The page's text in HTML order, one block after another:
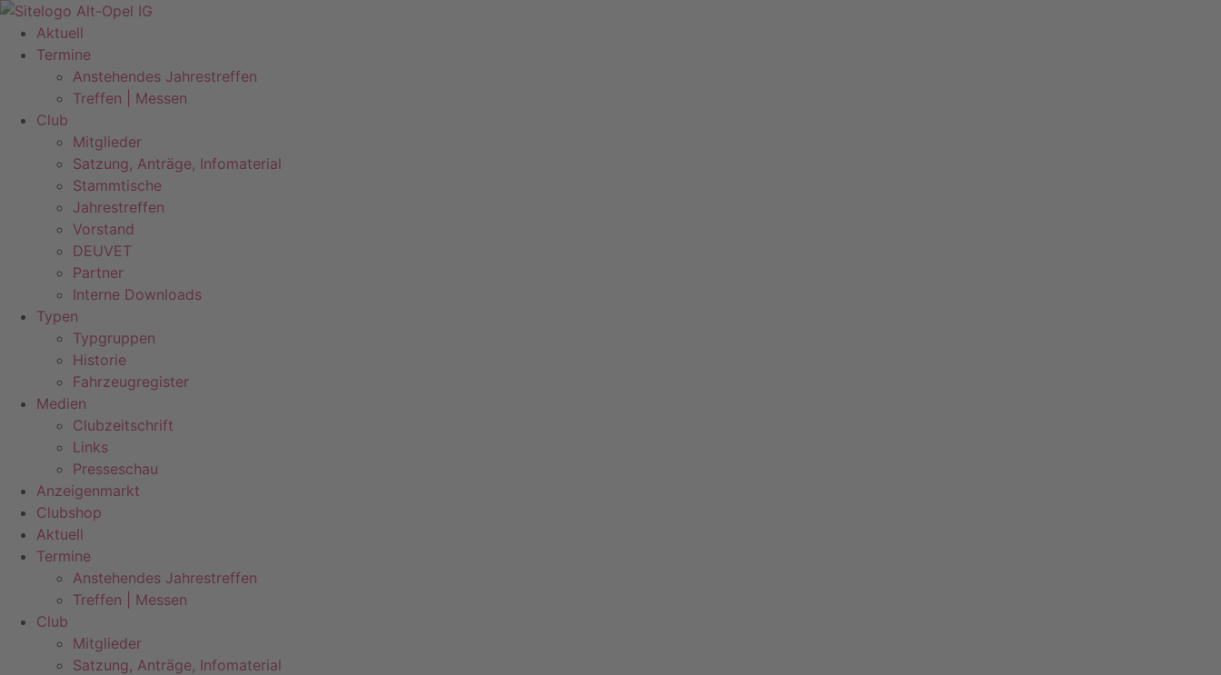
Zum
Inhalt
springen
Aktuell
Termine
Anstehendes Jahrestreffen
Treffen | Messen
Club
Mitglieder
Satzung, Anträge, Infomaterial
Stammtische
Jahrestreffen
Vorstand
DEUVET
Partner
Interne Downloads
Typen
Typgruppen
Historie
Fahrzeugregister
Medien
Clubzeitschrift
Links
Presseschau
Anzeigenmarkt
Clubshop
Aktuell
Termine
Anstehendes Jahrestreffen
Treffen | Messen
Club
Mitglieder
Satzung, Anträge, Infomaterial